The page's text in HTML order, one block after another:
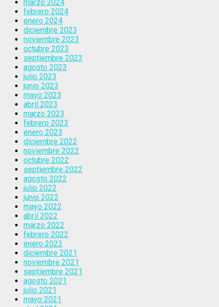
marzo 2024
febrero 2024
enero 2024
diciembre 2023
noviembre 2023
octubre 2023
septiembre 2023
agosto 2023
julio 2023
junio 2023
mayo 2023
abril 2023
marzo 2023
febrero 2023
enero 2023
diciembre 2022
noviembre 2022
octubre 2022
septiembre 2022
agosto 2022
julio 2022
junio 2022
mayo 2022
abril 2022
marzo 2022
febrero 2022
enero 2022
diciembre 2021
noviembre 2021
septiembre 2021
agosto 2021
julio 2021
mayo 2021